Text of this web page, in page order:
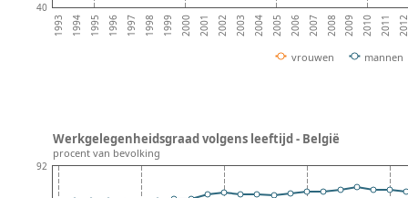
1993 1994 1995 1996 1997 1998 1999 2000 2001 2002 2003 2004 2005 2006 2007 2008 2009 2010 2011
40
vrouwen mannen
92
Werkgelegenheidsgraad volgens leeftijd - België
procent van bevolking